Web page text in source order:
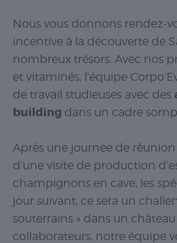
Nous vous donnons rendez-
incentive à la découverte de
nombreux trésors. Avec nos
et vitaminés, l’équipe
de travail studieuses avec des
building dans un cadre
Après une journée de
d’une visite de production
champignons en cave, les
jour suivant, ce sera un
souterrains » dans un
collaborateurs, notre équipe